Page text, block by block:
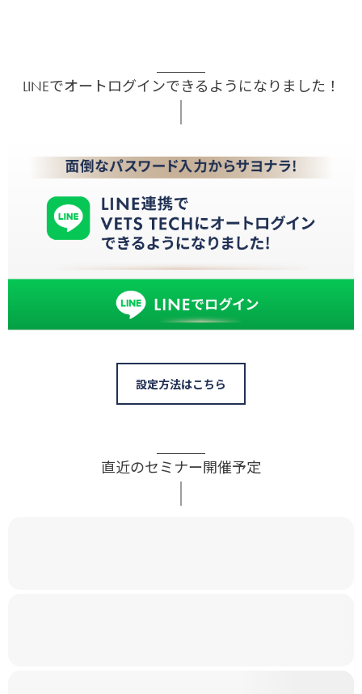
LINEでオートログインできるようになりました！
設定方法はこちら
直近のセミナー開催予定